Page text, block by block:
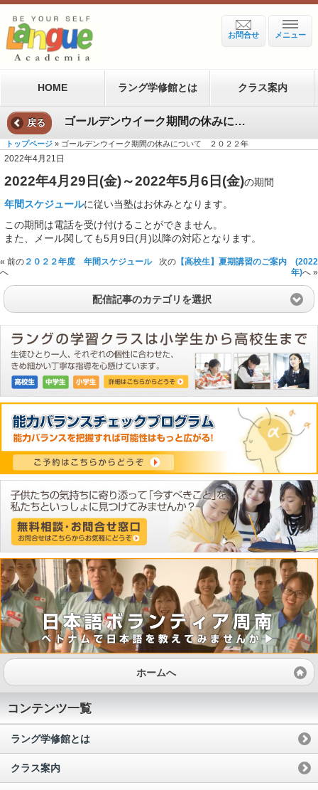
メニュー
お問合せ
HOME ラング学修館とは クラス案内
戻る ゴールデンウイーク期間の休みについて ２０２２年
トップページ » ゴールデンウイーク期間の休みについて ２０２２年
2022年4月21日
2022年4月29日(金)～2022年5月6日(金)の期間
年間スケジュールに従い当塾はお休みとなります。
この期間は電話を受け付けることができません。
また、メール関しても5月9日(月)以降の対応となります。
« 前の ２０２２年度 年間スケジュール
へ
次の 【高校生】夏期講習のご案内 (2022
年)へ »
配信記事のカテゴリを選択
ホームへ
コンテンツ一覧
ラング学修館とは
クラス案内